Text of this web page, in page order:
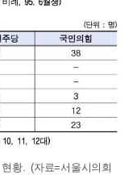
황. (자료=서울시의회